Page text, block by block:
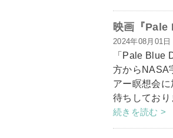
映画『Pale
2024年08月01日
「Pale Blue
方からNASA
アー瞑想会
待ちしており
続きを読む >